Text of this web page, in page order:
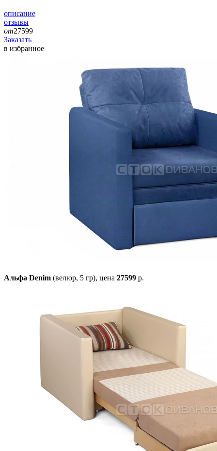
описание
отзывы
от27599
Заказать
в избранное
Альфа Denim (велюр, 5 гр), цена 27599 р.